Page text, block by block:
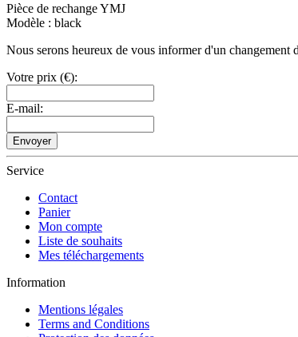
Pièce de rechange YMJ
Modèle : black
Nous serons heureux de vous informer d'un
Votre prix (€):
E-mail:
Envoyer
Service
Contact
Panier
Mon compte
Liste de souhaits
Mes téléchargements
Information
Mentions légales
Terms and Conditions